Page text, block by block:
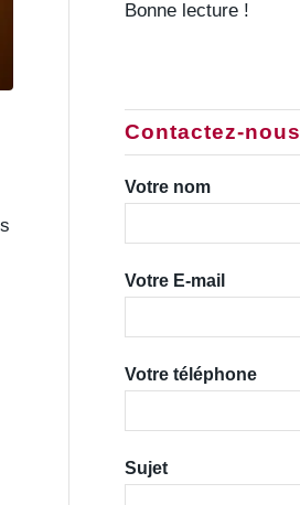
Bonne lecture !
Contactez-nous
Votre nom
Votre E-mail
Votre téléphone
Sujet